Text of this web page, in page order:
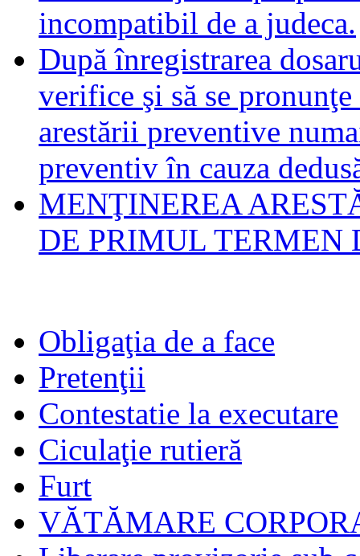
incompatibil de a judeca.
După înregistrarea
verifice şi să se
arestării preventive
preventiv în cauza
MENŢINEREA
DE PRIMUL TERMEN
Obligaţia de a face
Pretenţii
Contestatie la executare
Ciculaţie rutieră
Furt
VĂTĂMARE